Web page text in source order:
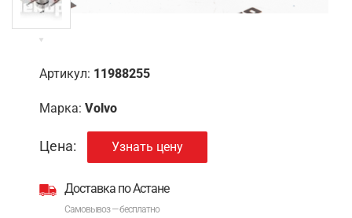
Артикул: 11988255
Марка: Volvo
Цена: Узнать цену
Доставка по Астане
Самовывоз — бесплатно